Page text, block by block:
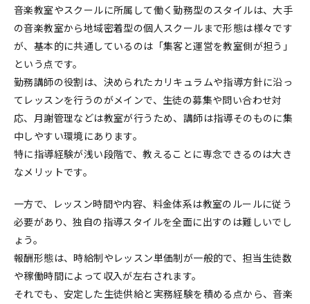
音楽教室やスクールに所属して働く勤務型のスタイルは、大手
の音楽教室から地域密着型の個人スクールまで形態は様々です
が、基本的に共通しているのは「集客と運営を教室側が担う」
という点です。
勤務講師の役割は、決められたカリキュラムや指導方針に沿っ
てレッスンを行うのがメインで、生徒の募集や問い合わせ対
応、月謝管理などは教室が行うため、講師は指導そのものに集
中しやすい環境にあります。
特に指導経験が浅い段階で、教えることに専念できるのは大き
なメリットです。
一方で、レッスン時間や内容、料金体系は教室のルールに従う
必要があり、独自の指導スタイルを全面に出すのは難しいでし
ょう。
報酬形態は、時給制やレッスン単価制が一般的で、担当生徒数
や稼働時間によって収入が左右されます。
それでも、安定した生徒供給と実務経験を積める点から、音楽